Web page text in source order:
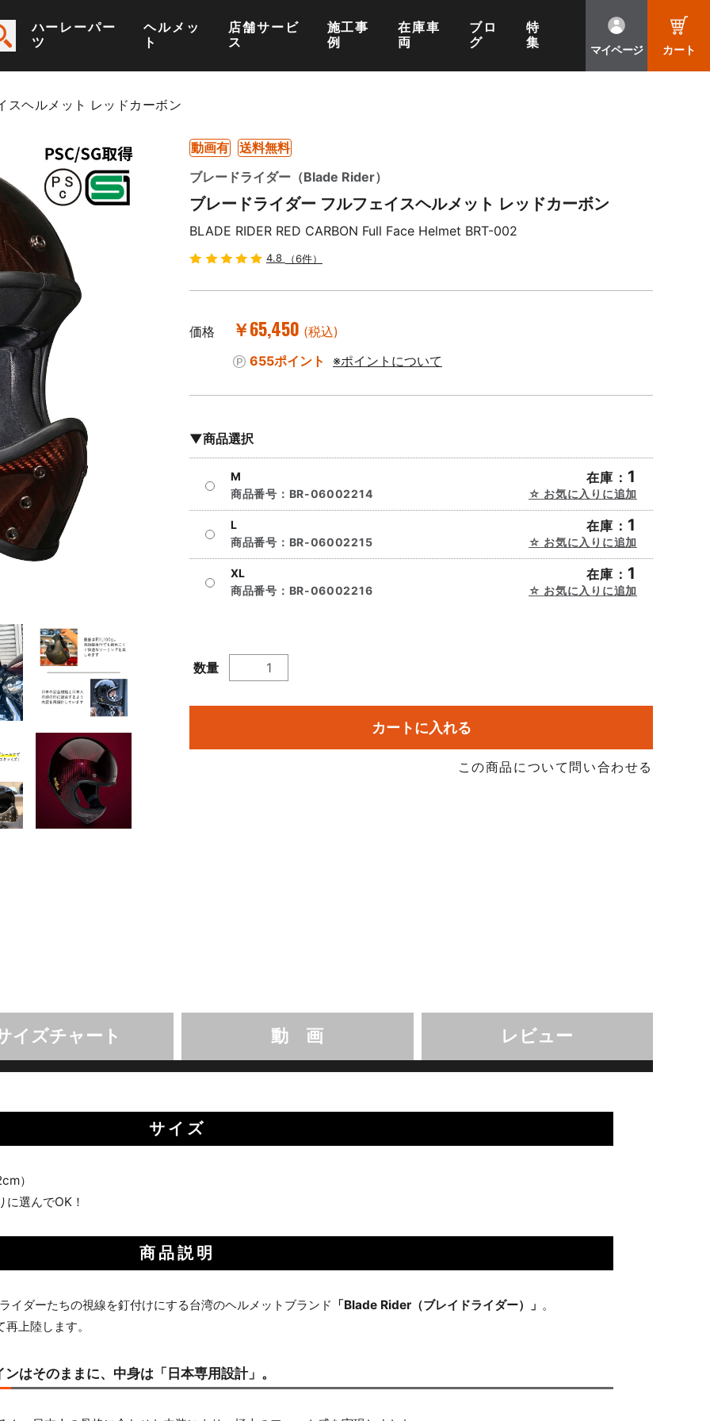
ハーレーパー
ツ
ヘルメッ
ト
店舗サービ
ス
施工事
例
在庫車
両
ブロ
グ
特
集
マイページ カート
スヘルメット レッドカーボン
動画有
送料無料
ブレードライダー（Blade Rider）
ブレードライダー フルフェイスヘルメット レッドカーボン
BLADE RIDER RED CARBON Full Face Helmet BRT-002
4.8 （6件）
価格 ￥65,450 (税込)
655ポイント
※ポイントについて
▼商品選択
M 在庫： 1
商品番号： BR-06002214 お気に入りに追加
L 在庫： 1
商品番号： BR-06002215 お気に入りに追加
XL 在庫： 1
商品番号： BR-06002216 お気に入りに追加
数量
カートに入れる
この商品について問い合わせる
イズチャート 動 画 レビュー
サイズ
）
選んでOK！
商品説明
イダーたちの視線を釘付けにする台湾のヘルメットブランド 「Blade Rider（ブレイドライダー）」 。
上陸します。
はそのままに、中身は「日本専用設計」。